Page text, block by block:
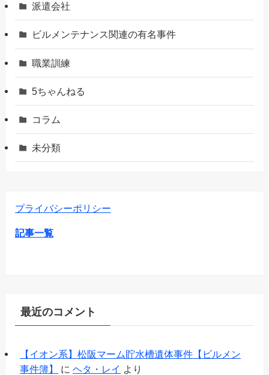
派遣会社
ビルメンテナンス関連の有名事件
職業訓練
5ちゃんねる
コラム
未分類
プライバシーポリシー
記事一覧
最近のコメント
【イオン系】松阪マーム貯水槽遺体事件【ビルメン
事件簿】
に ヘタ・レイ より